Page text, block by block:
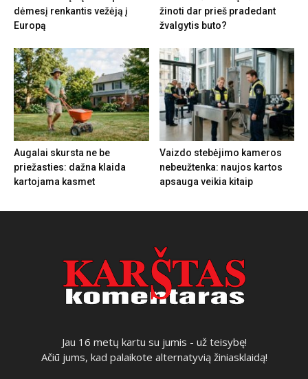
dėmesį renkantis vežėją į
Europą
žinoti dar prieš pradedant
žvalgytis buto?
Augalai skursta ne be
priežasties: dažna klaida
kartojama kasmet
Vaizdo stebėjimo kameros
nebeužtenka: naujos kartos
apsauga veikia kitaip
Jau 16 metų kartu su jumis - už teisybę!
Ačiū jums, kad palaikote alternatyvią žiniasklaidą!